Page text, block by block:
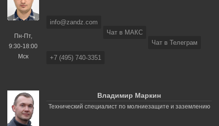
Пн-Пт,
9:30-18:00
Мск
info@zandz.com
Чат в МАКС
Чат в Телеграм
+7 (495) 740-3351
Владимир Маркин
Технический специалист по молниезащите и заземлению